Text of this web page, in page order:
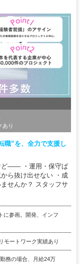
あり
職”を、全力で支援し
ど―― ・運用・保守ば
ら抜け出せない ・成
せんか？ スタッフサ
に参画。開発、インフ
モートワーク実績あり
務の場合、月給24万